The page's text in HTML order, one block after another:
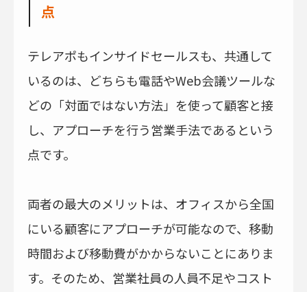
点
テレアポもインサイドセールスも、共通して
いるのは、どちらも電話やWeb会議ツールな
どの「対面ではない方法」を使って顧客と接
し、アプローチを行う営業手法であるという
点です。
両者の最大のメリットは、オフィスから全国
にいる顧客にアプローチが可能なので、移動
時間および移動費がかからないことにありま
す。そのため、営業社員の人員不足やコスト